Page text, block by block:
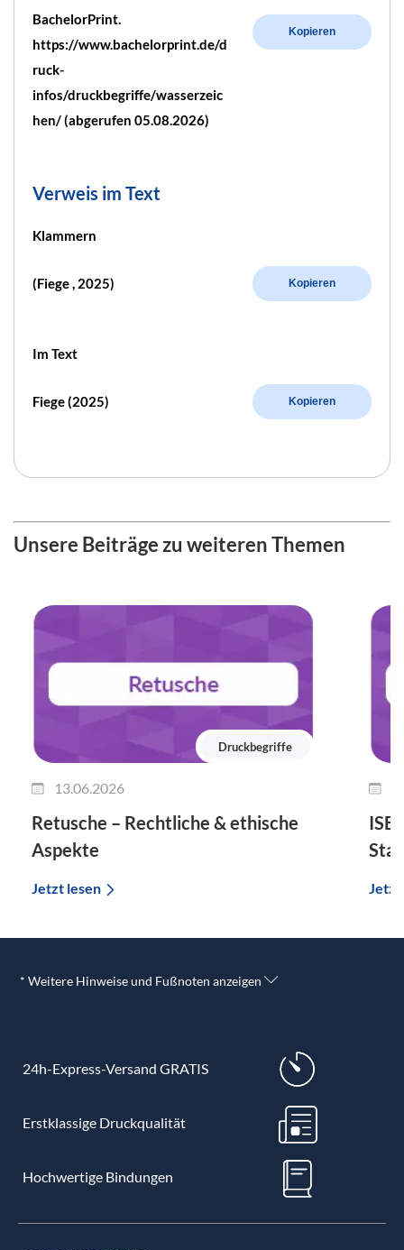
BachelorPrint.
https://www.bachelorprint.de/d
ruck-
infos/druckbegriffe/wasserzeic
hen/ (abgerufen 05.08.2026)
Kopieren
Verweis im Text
Klammern
(Fiege , 2025) Kopieren
Im Text
Fiege (2025) Kopieren
Unsere Beiträge zu weiteren Themen
Druckbegriffe
13.06.2026
Retusche – Rechtliche & ethische
Aspekte
Jetzt lesen Jetzt
* Weitere Hinweise und Fußnoten anzeigen
24h-Express-Versand GRATIS
Erstklassige Druckqualität
Hochwertige Bindungen